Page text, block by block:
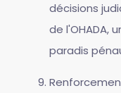
décisions
de l'OHADA,
paradis